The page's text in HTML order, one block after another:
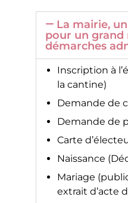
La mairie,
pour un grand
démarches
Inscription à
la cantine)
Demande de
Demande de
Carte
Naissance
Mariage
extrait d’acte